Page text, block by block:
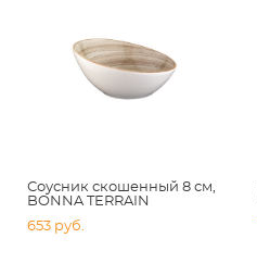
Соусник скошенный 8 см,
BONNA TERRAIN
653 pуб.